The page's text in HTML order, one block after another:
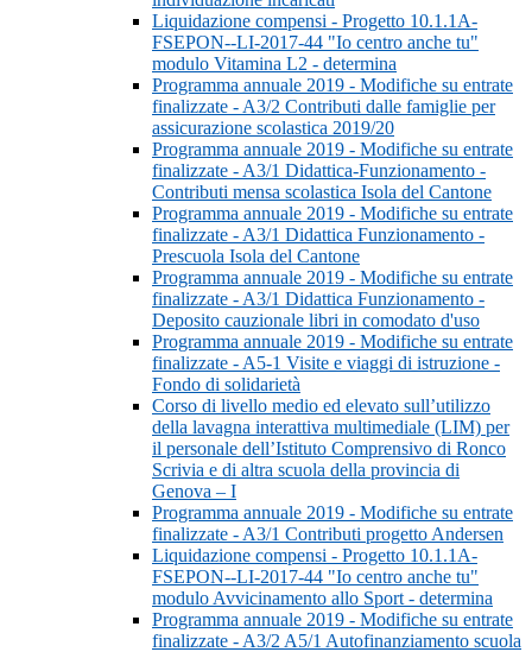
Liquidazione compensi - Progetto 10.1.1A-
FSEPON--LI-2017-44 "Io centro anche tu"
modulo Vitamina L2 - determina
Programma annuale 2019 - Modifiche su entrate
finalizzate - A3/2 Contributi dalle famiglie per
assicurazione scolastica 2019/20
Programma annuale 2019 - Modifiche su entrate
finalizzate - A3/1 Didattica-Funzionamento -
Contributi mensa scolastica Isola del Cantone
Programma annuale 2019 - Modifiche su entrate
finalizzate - A3/1 Didattica Funzionamento -
Prescuola Isola del Cantone
Programma annuale 2019 - Modifiche su entrate
finalizzate - A3/1 Didattica Funzionamento -
Deposito cauzionale libri in comodato d'uso
Programma annuale 2019 - Modifiche su entrate
finalizzate - A5-1 Visite e viaggi di istruzione -
Fondo di solidarietà
Corso di livello medio ed elevato sull’utilizzo
della lavagna interattiva multimediale (LIM) per
il personale dell’Istituto Comprensivo di Ronco
Scrivia e di altra scuola della provincia di
Genova – I
Programma annuale 2019 - Modifiche su entrate
finalizzate - A3/1 Contributi progetto Andersen
Liquidazione compensi - Progetto 10.1.1A-
FSEPON--LI-2017-44 "Io centro anche tu"
modulo Avvicinamento allo Sport - determina
Programma annuale 2019 - Modifiche su entrate
finalizzate - A3/2 A5/1 Autofinanziamento scuola